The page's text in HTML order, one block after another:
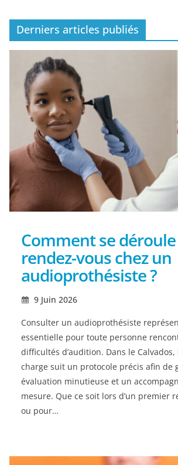
Derniers articles publiés
Comment se
rendez-vous chez un
audioprothésiste ?
9 Juin 2026
Consulter un audioprothésiste
essentielle pour toute personne
difficultés d’audition. Dans le
charge suit un protocole précis afin de
évaluation minutieuse et un
mesure. Que ce soit lors d’un premier
ou pour…